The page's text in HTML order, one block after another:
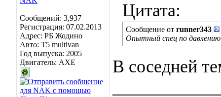
Сообщений: 3,937
Регистрация: 07.02.2013
Адрес: РБ Жодино
Авто: T5 multivan
Год выпуска: 2005
Двигатель: AXE
Цитата:
Сообщение от runner343
Опытный спец по
В соседней